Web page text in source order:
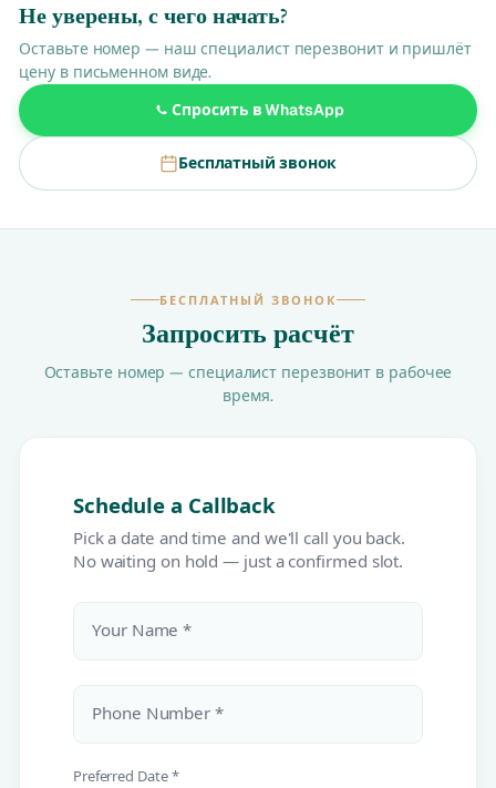
Не уверены, с чего начать?
Оставьте номер — наш специалист перезвонит и пришлёт
цену в письменном виде.
Спросить в WhatsApp
Бесплатный звонок
БЕСПЛАТНЫЙ ЗВОНОК
Запросить расчёт
Оставьте номер — специалист перезвонит в рабочее
время.
Schedule a Callback
Pick a date and time and we'll call you back.
No waiting on hold — just a confirmed slot.
Your Name *
Phone Number *
Preferred Date *